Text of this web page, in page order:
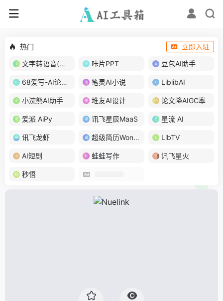
热门
立即入驻
文字转语音(琅琅配音)
咔片PPT 豆包AI助手
68爱写-AI论文写作 笔灵AI小说 LiblibAI
小浣熊AI助手 堆友AI设计 论文降AIGC率
爱派 AiPy 讯飞星辰MaaS 星流 AI
讯飞龙虾 超级简历WonderCV LibTV
AI短剧 蛙蛙写作 讯飞星火
秒悟